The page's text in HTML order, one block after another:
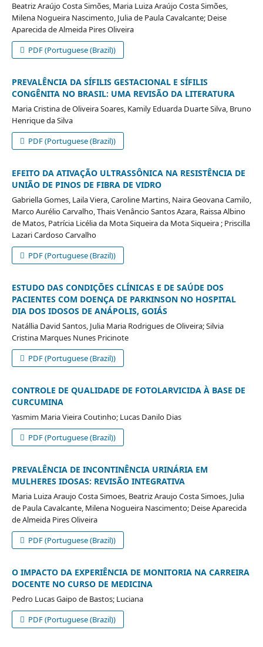
Beatriz Araújo Costa Simões, Maria Luiza Araújo Costa Simões,
Milena Nogueira Nascimento, Julia de Paula Cavalcante; Deise
Aparecida de Almeida Pires Oliveira
PDF (Portuguese (Brazil))
PREVALÊNCIA DA SÍFILIS GESTACIONAL E SÍFILIS
CONGÊNITA NO BRASIL: UMA REVISÃO DA LITERATURA
Maria Cristina de Oliveira Soares, Kamily Eduarda Duarte Silva, Bruno
Henrique da Silva
PDF (Portuguese (Brazil))
EFEITO DA ATIVAÇÃO ULTRASSÔNICA NA RESISTÊNCIA DE
UNIÃO DE PINOS DE FIBRA DE VIDRO
Gabriella Gomes, Laila Viera, Caroline Martins, Naira Geovana Camilo,
Marco Aurélio Carvalho, Thais Venâncio Santos Azara, Raissa Albino
de Matos, Patrícia Licélia da Mota Siqueira da Mota Siqueira ; Priscilla
Lazari Cardoso Carvalho
PDF (Portuguese (Brazil))
ESTUDO DAS CONDIÇÕES CLÍNICAS E DE SAÚDE DOS
PACIENTES COM DOENÇA DE PARKINSON NO HOSPITAL
DIA DOS IDOSOS DE ANÁPOLIS, GOIÁS
Natállia David Santos, Julia Maria Rodrigues de Oliveira; Silvia
Cristina Marques Nunes Pricinote
PDF (Portuguese (Brazil))
CONTROLE DE QUALIDADE DE FOTOLARVICIDA À BASE DE
CURCUMINA
Yasmim Maria Vieira Coutinho; Lucas Danilo Dias
PDF (Portuguese (Brazil))
PREVALÊNCIA DE INCONTINÊNCIA URINÁRIA EM
MULHERES IDOSAS: REVISÃO INTEGRATIVA
Maria Luiza Araujo Costa Simoes, Beatriz Araujo Costa Simoes, Julia
de Paula Cavalcante, Milena Nogueira Nascimento; Deise Aparecida
de Almeida Pires Oliveira
PDF (Portuguese (Brazil))
O IMPACTO DA EXPERIÊNCIA DE MONITORIA NA CARREIRA
DOCENTE NO CURSO DE MEDICINA
Pedro Lucas Gaipo de Bastos; Luciana
PDF (Portuguese (Brazil))